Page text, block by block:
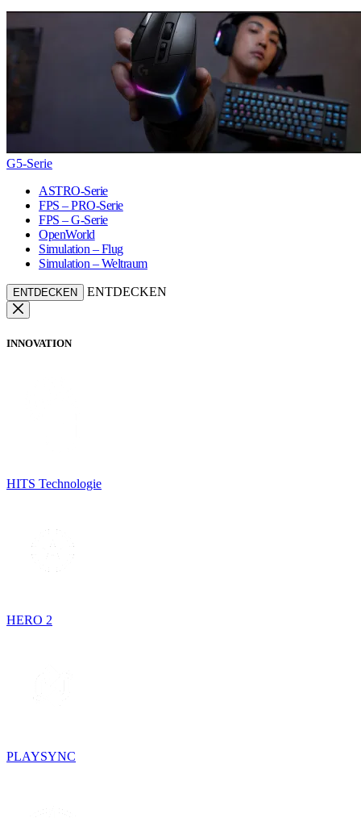
G5-Serie
ASTRO-Serie
FPS – PRO-Serie
FPS – G-Serie
OpenWorld
Simulation – Flug
Simulation – Weltraum
ENTDECKEN ENTDECKEN
INNOVATION
HITS Technologie
HERO 2
PLAYSYNC